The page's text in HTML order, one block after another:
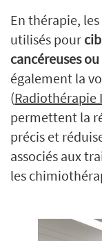
En thérapie,
utilisés pour
cancéreuses
également la
(Radiothérapie
permettent la
précis et
associés aux
les